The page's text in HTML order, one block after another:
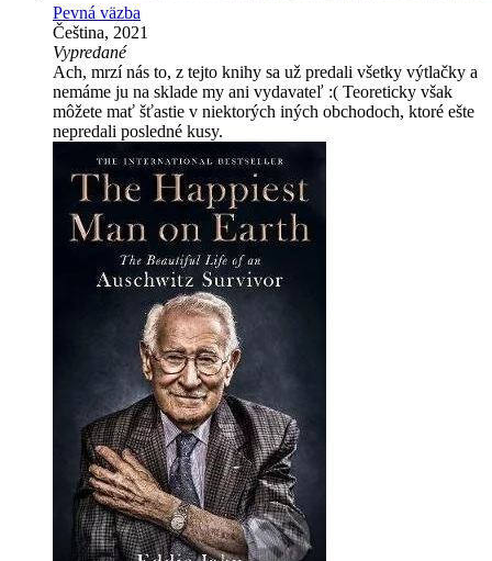
Pevná väzba
Čeština, 2021
Vypredané
Ach, mrzí nás to, z tejto knihy sa už predali všetky výtlačky a
nemáme ju na sklade my ani vydavateľ :( Teoreticky však
môžete mať šťastie v niektorých iných obchodoch, ktoré ešte
nepredali posledné kusy.